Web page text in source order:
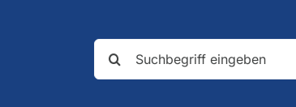
Suche
nach: